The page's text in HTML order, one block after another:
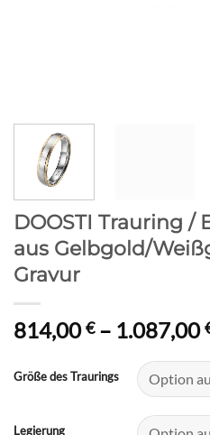
DOOSTI Trauring /
aus Gelbgold/
Gravur
814,00€ – 1.087,00
Größe des Traurings
Legierung